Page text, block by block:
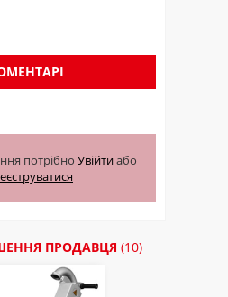
потрібно Увійтиабо
ПРОДАВЦЯ (10)